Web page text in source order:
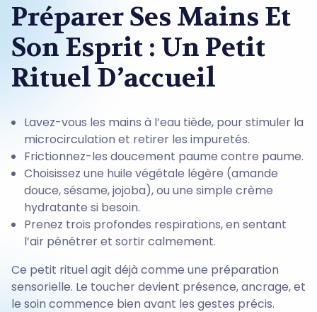
Préparer Ses Mains Et
Son Esprit : Un Petit
Rituel D’accueil
Lavez-vous les mains à l’eau tiède, pour stimuler la
microcirculation et retirer les impuretés.
Frictionnez-les doucement paume contre paume.
Choisissez une huile végétale légère (amande
douce, sésame, jojoba), ou une simple crème
hydratante si besoin.
Prenez trois profondes respirations, en sentant
l’air pénétrer et sortir calmement.
Ce petit rituel agit déjà comme une préparation
sensorielle. Le toucher devient présence, ancrage, et
le soin commence bien avant les gestes précis.